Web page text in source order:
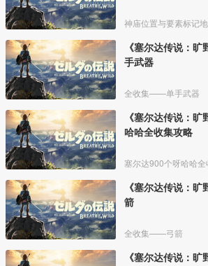
神庙位置与要素标记
《塞尔达传说：
手武器
全收集——单手武器
《塞尔达传说：
哈哈全收集攻略
塞尔达900个呀哈哈全
《塞尔达传说：
箭
全收集——弓箭
《塞尔达传说：